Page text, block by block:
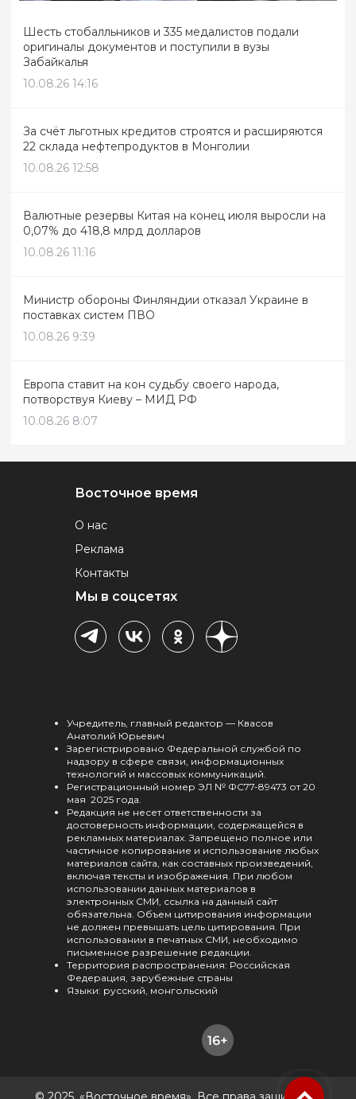
Шесть стобалльников и 335 медалистов подали
оригиналы документов и поступили в вузы
Забайкалья
10.08.26 14:16
За счёт льготных кредитов строятся и расширяются
22 склада нефтепродуктов в Монголии
10.08.26 12:58
Валютные резервы Китая на конец июля выросли на
0,07% до 418,8 млрд долларов
10.08.26 11:16
Министр обороны Финляндии отказал Украине в
поставках систем ПВО
10.08.26 9:39
Европа ставит на кон судьбу своего народа,
потворствуя Киеву – МИД РФ
10.08.26 8:07
Восточное время
О нас
Реклама
Контакты
Мы в соцсетях
Учредитель, главный редактор — Квасов
Анатолий Юрьевич
Зарегистрировано Федеральной службой по
надзору в сфере связи, информационных
технологий и массовых коммуникаций.
Регистрационный номер ЭЛ № ФС77-89473 от 20
мая 2025 года.
Редакция не несет ответственности за
достоверность информации, содержащейся в
рекламных материалах. Запрещено полное или
частичное копирование и использование любых
материалов сайта, как составных произведений,
включая тексты и изображения. При любом
использовании данных материалов в
электронных СМИ, ссылка на данный сайт
обязательна. Объем цитирования информации
не должен превышать цель цитирования. При
использовании в печатных СМИ, необходимо
письменное разрешение редакции.
Территория распространения: Российская
Федерация, зарубежные страны
Языки: русский, монгольский